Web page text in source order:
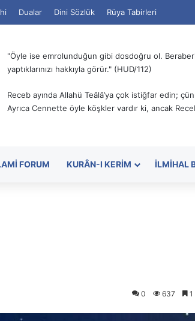
Dualar Dini Sözlük Rüya Tabirleri
"Öyle ise emrolunduğun gibi dosdoğru ol.
yaptıklarınızı hakkıyla görür." (HUD/112)
Receb ayında Allahü Teâlâ’ya çok istiğfar edin;
Ayrıca Cennette öyle köşkler vardır ki, ancak
FORUM KURÂN-I KERIM İLMIHAL
0 637